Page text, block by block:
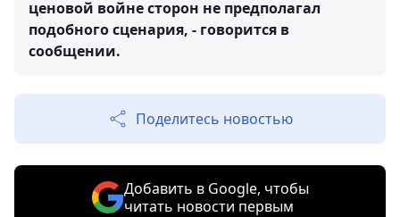
ценовой войне сторон не предполагал
подобного сценария, - говорится в
сообщении.
Поделитесь новостью
Добавить в Google, чтобы
читать новости первым